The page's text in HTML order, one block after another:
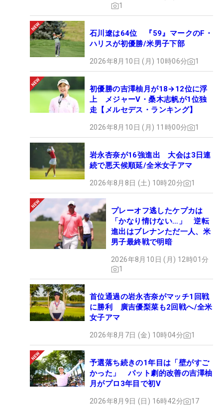
1
石川遼は64位 『59』マークのF・
ハリスが初優勝/米男子下部
2026年8月10日 (月) 10時06分 1
初優勝の吉澤柚月が18→12位に浮
上 メジャーV・桑木志帆が1位独
走【メルセデス・ランキング】
2026年8月10日 (月) 11時00分 1
岩永杏奈が16強進出 大会は3日連
続で悪天候順延/全米女子アマ
2026年8月8日 (土) 10時20分 1
プレーオフ逃したケプカは
「かなり情けない…」 逆転
進出はブレナンただ一人、米
男子最終戦で明暗
2026年8月10日 (月) 12時01分
1
首位通過の岩永杏奈がマッチ1回戦
に勝利 廣吉優梨菜も2回戦へ/全米
女子アマ
2026年8月7日 (金) 10時04分 1
予選落ち続きの1年目は「壁がすご
かった」 パット劇的改善の吉澤柚
月がプロ3年目で初V
2026年8月9日 (日) 16時42分 17